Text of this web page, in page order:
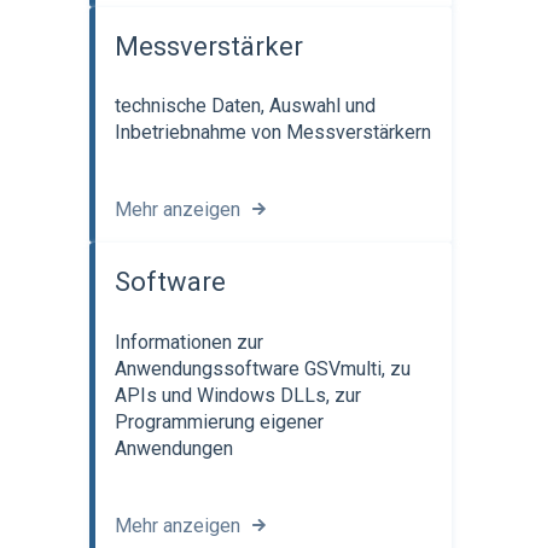
Messverstärker
technische Daten, Auswahl und
Inbetriebnahme von Messverstärkern
Mehr anzeigen
Software
Informationen zur
Anwendungssoftware GSVmulti, zu
APIs und Windows DLLs, zur
Programmierung eigener
Anwendungen
Mehr anzeigen